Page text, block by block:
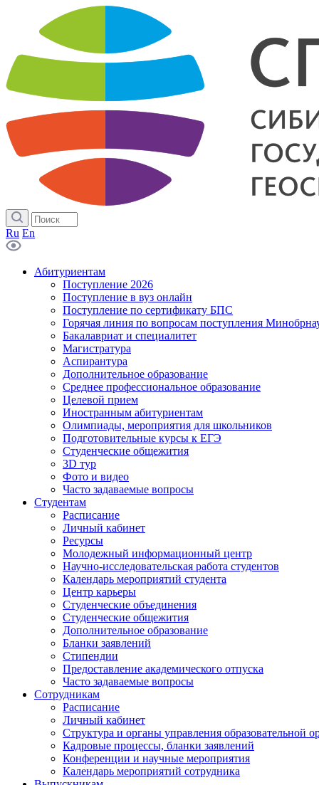
Ru En
Абитуриентам
Поступление 2026
Поступление в вуз онлайн
Поступление по сертификату БПС
Горячая линия по вопросам поступления
Бакалавриат и специалитет
Магистратура
Аспирантура
Дополнительное образование
Среднее профессиональное образование
Целевой прием
Иностранным абитуриентам
Олимпиады, мероприятия для школьников
Подготовительные курсы к ЕГЭ
Студенческие общежития
3D тур
Фото и видео
Часто задаваемые вопросы
Студентам
Расписание
Личный кабинет
Ресурсы
Молодежный информационный центр
Научно-исследовательская работа студентов
Календарь мероприятий студента
Центр карьеры
Студенческие объединения
Студенческие общежития
Дополнительное образование
Бланки заявлений
Стипендии
Предоставление академического отпуска
Часто задаваемые вопросы
Сотрудникам
Расписание
Личный кабинет
Структура и органы управления образовательной
Кадровые процессы, бланки заявлений
Конференции и научные мероприятия
Календарь мероприятий сотрудника